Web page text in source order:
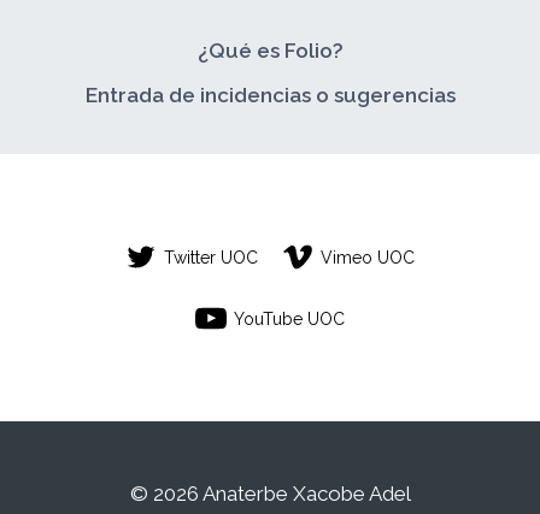
¿Qué es Folio?
Entrada de incidencias o sugerencias
Twitter UOC Vimeo UOC
YouTube UOC
© 2026 Anaterbe Xacobe Adel